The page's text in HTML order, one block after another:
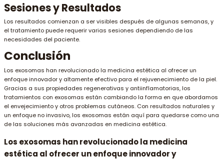
Sesiones y Resultados
Los resultados comienzan a ser visibles después de algunas semanas, y
el tratamiento puede requerir varias sesiones dependiendo de las
necesidades del paciente.
Conclusión
Los exosomas han revolucionado la medicina estética al ofrecer un
enfoque innovador y altamente efectivo para el rejuvenecimiento de la piel.
Gracias a sus propiedades regenerativas y antiinflamatorias, los
tratamientos con exosomas están cambiando la forma en que abordamos
el envejecimiento y otros problemas cutáneos. Con resultados naturales y
un enfoque no invasivo, los exosomas están aquí para quedarse como una
de las soluciones más avanzadas en medicina estética.
Los exosomas han revolucionado la medicina
estética al ofrecer un enfoque innovador y